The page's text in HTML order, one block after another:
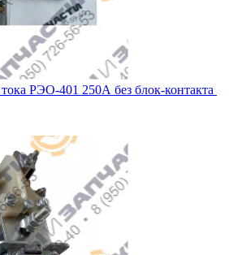
РЭО-401 250А без блок‑контакта